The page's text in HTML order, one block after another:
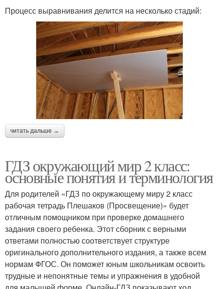
Процесс выравнивания делится на несколько стадий:
читать дальше →
ГДЗ окружающий мир 2 класс:
основные понятия и терминология
Для родителей «ГДЗ по окружающему миру 2 класс
рабочая тетрадь Плешаков (Просвещение)» будет
отличным помощником при проверке домашнего
задания своего ребенка. Этот сборник с верными
ответами полностью соответствует структуре
оригинального дополнительного издания, а также всем
нормам ФГОС. Он поможет юным школьникам освоить
трудные и непонятные темы и упражнения в удобной